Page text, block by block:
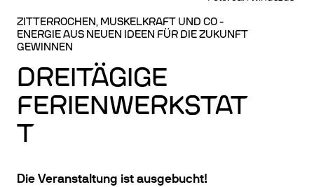
ZITTERROCHEN, MUSKELKRAFT UND CO -
ENERGIE AUS NEUEN IDEEN FÜR DIE ZUKUNFT
GEWINNEN
DREITÄGIGE
FERIENWERKSTAT
T
Die Veranstaltung ist ausgebucht!